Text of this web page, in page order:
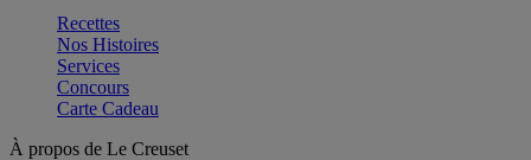
Recettes
Nos Histoires
Services
Concours
Carte Cadeau
À propos de Le Creuset